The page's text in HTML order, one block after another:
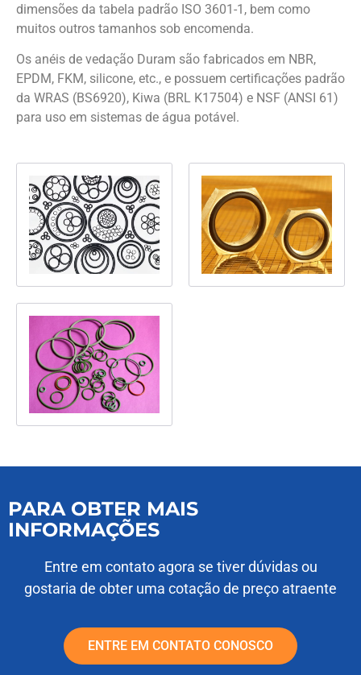
dimensões da tabela padrão ISO 3601-1, bem como
muitos outros tamanhos sob encomenda.
Os anéis de vedação Duram são fabricados em NBR,
EPDM, FKM, silicone, etc., e possuem certificações padrão
da WRAS (BS6920), Kiwa (BRL K17504) e NSF (ANSI 61)
para uso em sistemas de água potável.
PARA OBTER MAIS
INFORMAÇÕES
Entre em contato agora se tiver dúvidas ou
gostaria de obter uma cotação de preço atraente
ENTRE EM CONTATO CONOSCO